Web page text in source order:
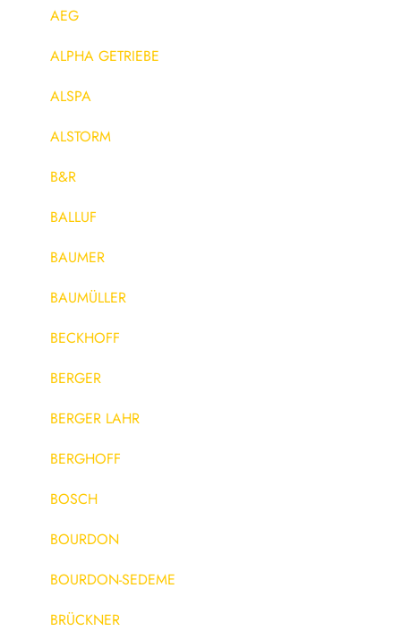
AEG
ALPHA GETRIEBE
ALSPA
ALSTORM
B&R
BALLUF
BAUMER
BAUMÜLLER
BECKHOFF
BERGER
BERGER LAHR
BERGHOFF
BOSCH
BOURDON
BOURDON-SEDEME
BRÜCKNER